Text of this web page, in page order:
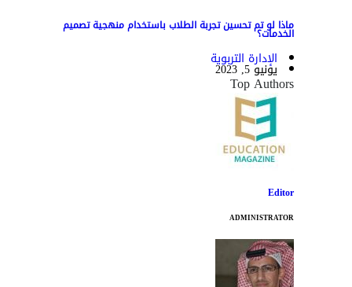
ماذا لو تم تحسين تجربة الطلاب باستخدام منهجية تصميم
الخدمات؟
الإدارة التربوية
يونيو 5, 2023
Top Authors
Editor
ADMINISTRATOR